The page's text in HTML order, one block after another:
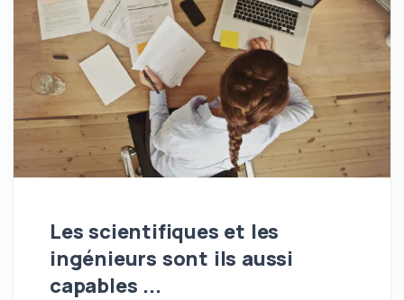
Les scientifiques et les
ingénieurs sont ils aussi
capables ...